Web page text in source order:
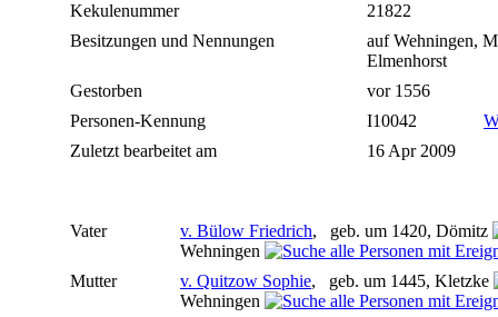
Kekulenummer
21822
Besitzungen und Nennungen
auf Wehningen,
Elmenhorst
Gestorben
vor 1556
Personen-Kennung
I10042
Zuletzt bearbeitet am
16 Apr 2009
Vater v. Bülow Friedrich, geb. um 1420, Dömitz
Wehningen
Mutter
v. Quitzow Sophie, geb. um 1445, Kletzke
Wehningen